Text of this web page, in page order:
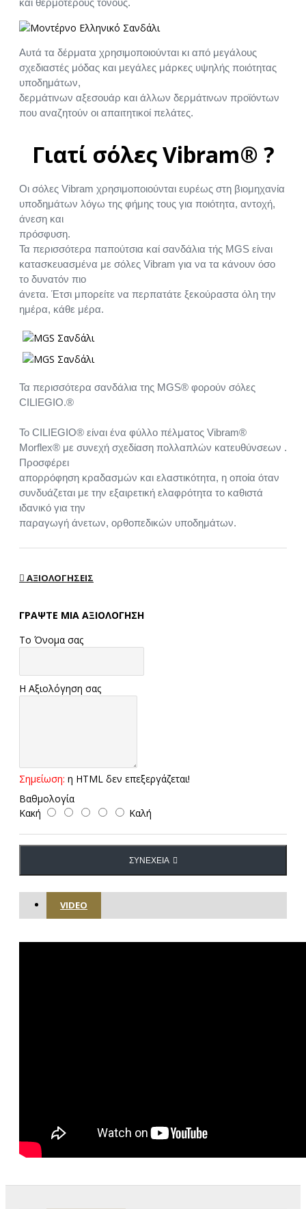
Αυτά τα δέρματα χρησιμοποιούνται κι από μεγάλους
σχεδιαστές μόδας και μεγάλες μάρκες υψηλής ποιότητας
υποδημάτων,
δερμάτινων αξεσουάρ και άλλων δερμάτινων προϊόντων
που αναζητούν οι απαιτητικοί πελάτες.
Γιατί σόλες Vibram® ?
Οι σόλες Vibram χρησιμοποιούνται ευρέως στη βιομηχανία
υποδημάτων λόγω της φήμης τους για ποιότητα, αντοχή,
άνεση και
πρόσφυση.
Τα περισσότερα παπούτσια καί σανδάλια τής MGS είναι
κατασκευασμένα με σόλες Vibram για να τα κάνουν όσο
το δυνατόν πιο
άνετα. Έτσι μπορείτε να περπατάτε ξεκούραστα όλη την
ημέρα, κάθε μέρα.
Τα περισσότερα σανδάλια της MGS® φορούν σόλες
CILIEGIO.®
Το CILIEGIO® είναι ένα φύλλο πέλματος Vibram®
Morflex® με συνεχή σχεδίαση πολλαπλών κατευθύνσεων .
Προσφέρει
απορρόφηση κραδασμών και ελαστικότητα, η οποία όταν
συνδυάζεται με την εξαιρετική ελαφρότητα το καθιστά
ιδανικό για την
παραγωγή άνετων, ορθοπεδικών υποδημάτων.
ΑΞΙΟΛΟΓΉΣΕΙΣ
ΓΡΆΨΤΕ ΜΙΑ ΑΞΙΟΛΌΓΗΣΗ
Το Όνομα σας
Η Αξιολόγηση σας
Σημείωση: η HTML δεν επεξεργάζεται!
Βαθμολογία
Κακή
Καλή
ΣΥΝΈΧΕΙΑ
VIDEO